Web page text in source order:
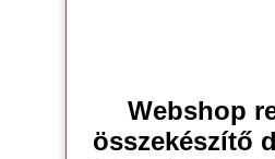
Webshop
összekészítő